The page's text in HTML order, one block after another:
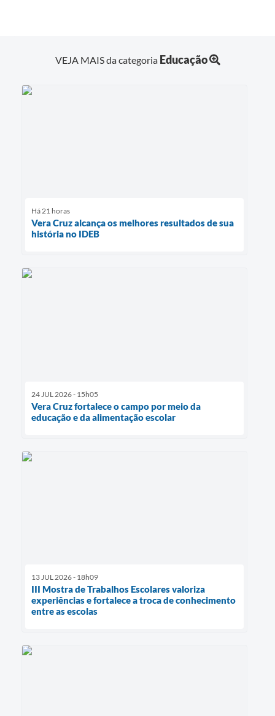
VEJA MAIS da categoria Educação
Há 21 horas
Vera Cruz alcança os melhores resultados de sua
história no IDEB
24 JUL 2026 - 15h05
Vera Cruz fortalece o campo por meio da
educação e da alimentação escolar
13 JUL 2026 - 18h09
III Mostra de Trabalhos Escolares valoriza
experiências e fortalece a troca de conhecimento
entre as escolas